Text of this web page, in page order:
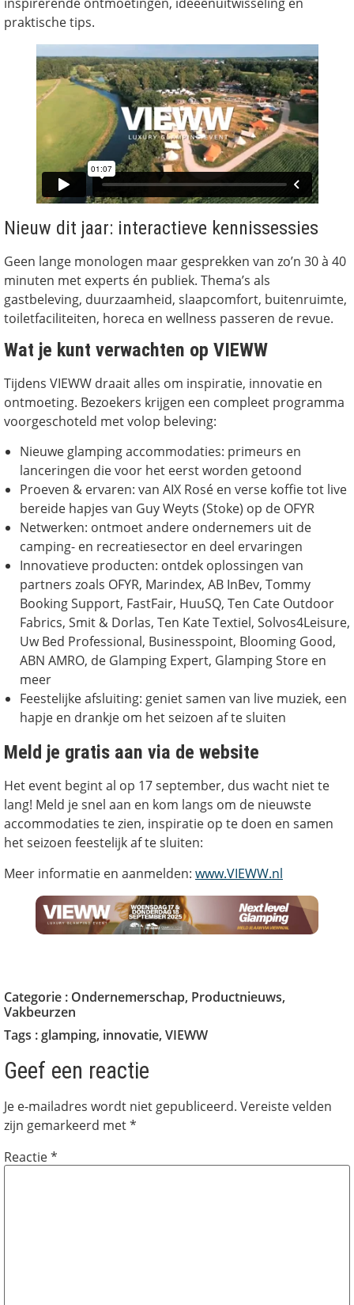
praktische tips.
Nieuw dit jaar: interactieve kennissessies
Geen lange monologen maar gesprekken van zo’n 30 à 40
minuten met experts én publiek. Thema’s als
gastbeleving, duurzaamheid, slaapcomfort, buitenruimte,
toiletfaciliteiten, horeca en wellness passeren de revue.
Wat je kunt verwachten op VIEWW
Tijdens VIEWW draait alles om inspiratie, innovatie en
ontmoeting. Bezoekers krijgen een compleet programma
voorgeschoteld met volop beleving:
Nieuwe glamping accommodaties: primeurs en
lanceringen die voor het eerst worden getoond
Proeven & ervaren: van AIX Rosé en verse koffie tot live
bereide hapjes van Guy Weyts (Stoke) op de OFYR
Netwerken: ontmoet andere ondernemers uit de
camping- en recreatiesector en deel ervaringen
Innovatieve producten: ontdek oplossingen van
partners zoals OFYR, Marindex, AB InBev, Tommy
Booking Support, FastFair, HuuSQ, Ten Cate Outdoor
Fabrics, Smit & Dorlas, Ten Kate Textiel, Solvos4Leisure,
Uw Bed Professional, Businesspoint, Blooming Good,
ABN AMRO, de Glamping Expert, Glamping Store en
meer
Feestelijke afsluiting: geniet samen van live muziek, een
hapje en drankje om het seizoen af te sluiten
Meld je gratis aan via de website
Het event begint al op 17 september, dus wacht niet te
lang! Meld je snel aan en kom langs om de nieuwste
accommodaties te zien, inspiratie op te doen en samen
het seizoen feestelijk af te sluiten:
Meer informatie en aanmelden: www.VIEWW.nl
Categorie : Ondernemerschap, Productnieuws,
Vakbeurzen
Tags :glamping, innovatie, VIEWW
Geef een reactie
Je e-mailadres wordt niet gepubliceerd. Vereiste velden
zijn gemarkeerd met*
Reactie*